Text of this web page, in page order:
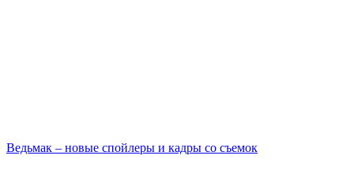
Ведьмак – новые спойлеры и кадры со съемок